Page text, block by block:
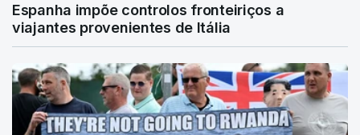
Espanha impõe controlos fronteiriços a
viajantes provenientes de Itália